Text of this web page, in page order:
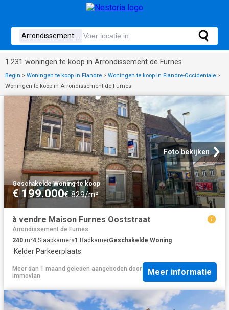
1.231 woningen te koop in Arrondissement de Furnes
Begin > Woningen te koop in Flandre > Woningen te koop in Flandre-Occidentale >
Woningen te koop in Arrondissement de Furnes
Foto bekijken
Geschakelde Woning·te koop
€ 199.000€ 829/m²
à vendre Maison Furnes Ooststraat
Arrondissement de Furnes
240 m²4 Slaapkamers1 BadkamerGeschakelde Woning
·Kelder·Parkeerplaats
Meer dan 1 maand geleden aangeboden door
immovlan
Meer informatie